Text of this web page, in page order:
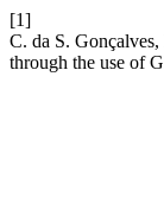
[1]
C. da S.
through the use of